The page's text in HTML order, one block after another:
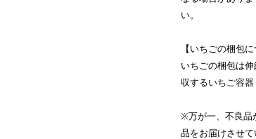
い。
【いちごの梱包に
いちごの梱包は
収するいちご容器
※万が一、不良品
品をお届けさせて